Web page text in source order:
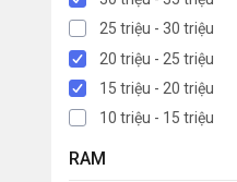
25 triệu - 30 triệu
20 triệu - 25 triệu
15 triệu - 20 triệu
10 triệu - 15 triệu
RAM